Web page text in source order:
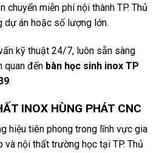
chuyển miễn phí nội thành TP. Thủ
dự án hoặc số lượng lớn.
kỹ thuật 24/7, luôn sẵn sàng
quan đến bàn học sinh inox TP
.
INOX HÙNG PHÁT CNC
hiệu tiên phong trong lĩnh vực gia
và nội thất trường học tại TP. Thủ